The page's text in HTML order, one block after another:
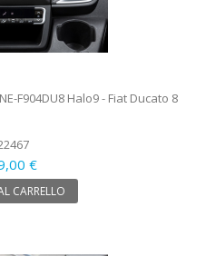
F904DU8 Halo9 - Fiat Ducato 8
€
CARRELLO